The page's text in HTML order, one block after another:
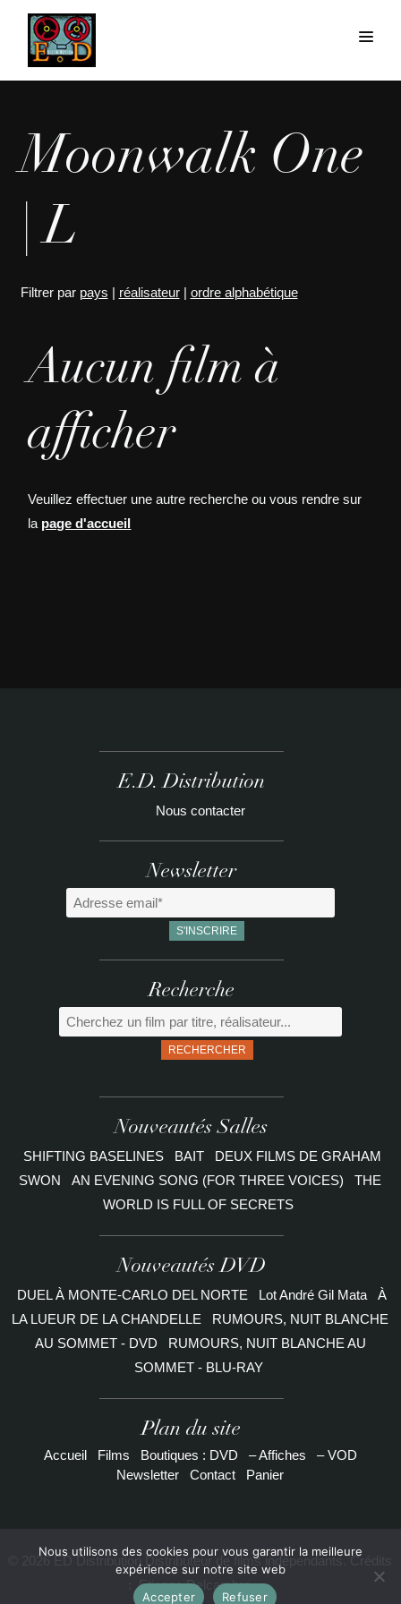
Moonwalk One
| L
Filtrer par pays | réalisateur| ordre alphabétique
Aucun film à
afficher
Veuillez effectuer une autre recherche ou vous rendre sur
la page d'accueil
E.D. Distribution
Nous contacter
Newsletter
Recherche
RECHERCHER
Nouveautés Salles
SHIFTING BASELINES BAIT
DEUX FILMS DE GRAHAM
SWON
AN EVENING SONG (FOR THREE VOICES)
THE
WORLD IS FULL OF SECRETS
Nouveautés DVD
DUEL À MONTE-CARLO DEL NORTE Lot André Gil Mata
À
LA LUEUR DE LA CHANDELLE
RUMOURS, NUIT BLANCHE
AU SOMMET - DVD
RUMOURS, NUIT BLANCHE AU
SOMMET - BLU-RAY
Plan du site
Accueil Films Boutiques : DVD – Affiches
– VOD
Newsletter
Contact Panier
© 2026 ED Distribution Distributeur de films indépendants. Crédits
Etienne Delcambre
Nous utilisons des cookies pour vous garantir la meilleure
expérience sur notre site web
Accepter
Refuser